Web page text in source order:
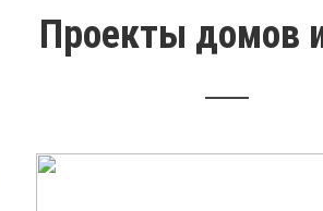
Проекты домов